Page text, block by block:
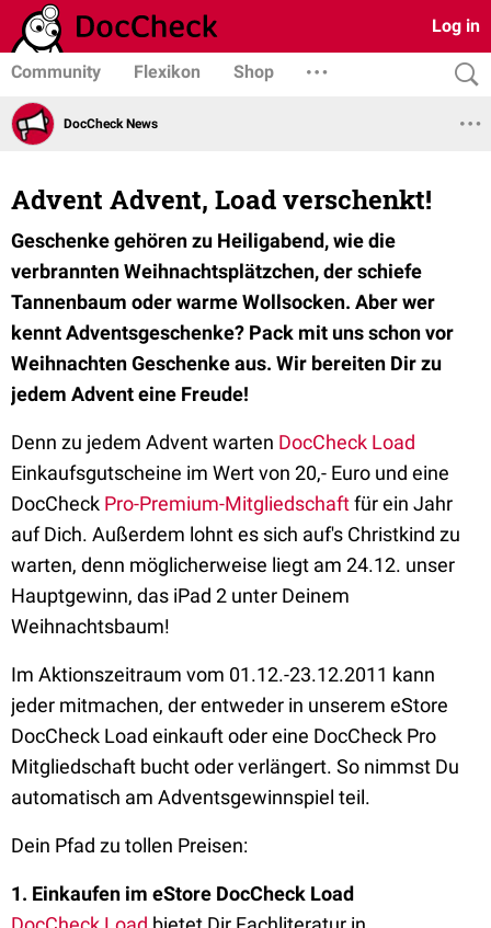
Log in
Community Flexikon Shop
DocCheck News
Advent Advent, Load verschenkt!
Geschenke gehören zu Heiligabend, wie die
verbrannten Weihnachtsplätzchen, der schiefe
Tannenbaum oder warme Wollsocken. Aber wer
kennt Adventsgeschenke? Pack mit uns schon vor
Weihnachten Geschenke aus. Wir bereiten Dir zu
jedem Advent eine Freude!
Denn zu jedem Advent warten DocCheck Load
Einkaufsgutscheine im Wert von 20,- Euro und eine
DocCheck Pro-Premium-Mitgliedschaftfür ein Jahr
auf Dich. Außerdem lohnt es sich auf's Christkind zu
warten, denn möglicherweise liegt am 24.12. unser
Hauptgewinn, das iPad 2 unter Deinem
Weihnachtsbaum!
Im Aktionszeitraum vom 01.12.-23.12.2011 kann
jeder mitmachen, der entweder in unserem eStore
DocCheck Load einkauft oder eine DocCheck Pro
Mitgliedschaft bucht oder verlängert. So nimmst Du
automatisch am Adventsgewinnspiel teil.
Dein Pfad zu tollen Preisen:
1. Einkaufen im eStore DocCheck Load